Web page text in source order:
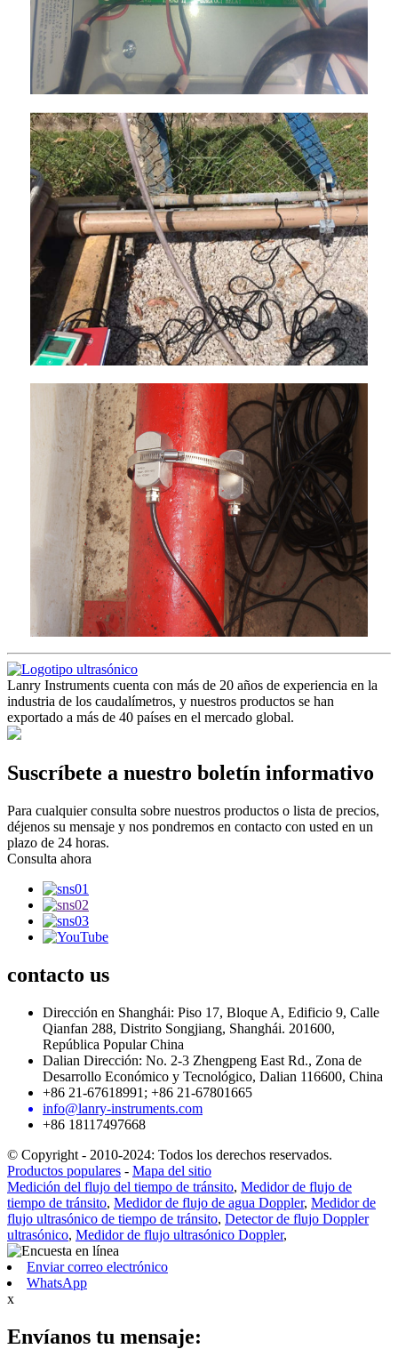
Lanry Instruments cuenta con más de 20 años de experiencia en la
industria de los caudalímetros, y nuestros productos se han
exportado a más de 40 países en el mercado global.
Suscríbete a nuestro boletín informativo
Para cualquier consulta sobre nuestros productos o lista de precios,
déjenos su mensaje y nos pondremos en contacto con usted en un
plazo de 24 horas.
Consulta ahora
contacto us
Dirección en Shanghái: Piso 17, Bloque A, Edificio 9, Calle
Qianfan 288, Distrito Songjiang, Shanghái. 201600,
República Popular China
Dalian Dirección: No. 2-3 Zhengpeng East Rd., Zona de
Desarrollo Económico y Tecnológico, Dalian 116600, China
+86 21-67618991; +86 21-67801665
info@lanry-instruments.com
+86 18117497668
© Copyright - 2010-2024: Todos los derechos reservados.
Productos populares - Mapa del sitio
Medición del flujo del tiempo de tránsito, Medidor de flujo de
tiempo de tránsito, Medidor de flujo de agua Doppler, Medidor de
flujo ultrasónico de tiempo de tránsito, Detector de flujo Doppler
ultrasónico, Medidor de flujo ultrasónico Doppler,
Enviar correo electrónico
WhatsApp
x
Envíanos tu mensaje: